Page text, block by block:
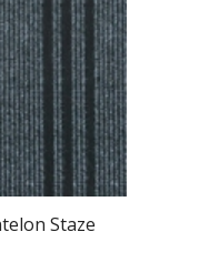
Staze